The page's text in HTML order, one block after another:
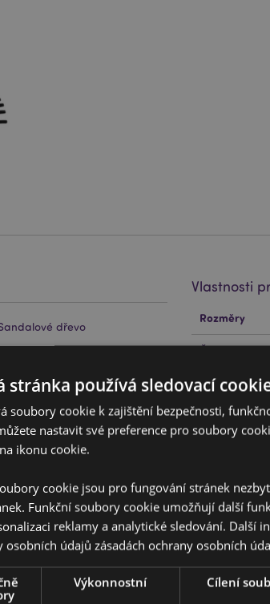
dřevo
a přírodní materiály.
si našeho průvodce
Vlastnosti
informací
Rozměry
Čárový Kód
Množství v
Hmotnost (kg)
NOVINKY
PROMO
Značka
stránka používá sledovací
soubory cookie k zajištění bezpečnosti,
nastavit své preference pro soubory
ikonu cookie.
cookie jsou pro fungování stránek
Funkční soubory cookie umožňují další
reklamy a analytické sledování. Další
osobních údajů zásadách ochrany osobních
Výkonnostní Cílení